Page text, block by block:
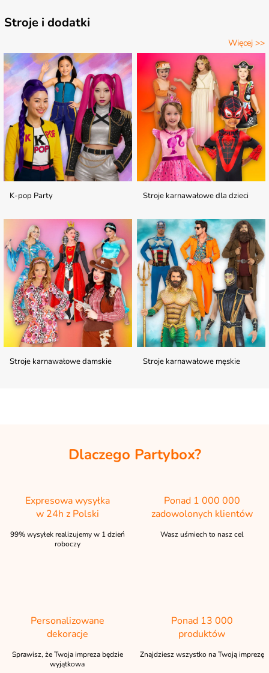
Stroje i dodatki
Więcej >>
K-pop Party Stroje karnawałowe dla dzieci
Stroje karnawałowe damskie Stroje karnawałowe męskie
Dlaczego Partybox?
Expresowa wysyłka
w 24h z Polski
99% wysyłek realizujemy w 1 dzień
roboczy
Ponad 1 000 000
zadowolonych klientów
Wasz uśmiech to nasz cel
Personalizowane
dekoracje
Sprawisz, że Twoja impreza będzie
wyjątkowa
Ponad 13 000
produktów
Znajdziesz wszystko na Twoją imprezę